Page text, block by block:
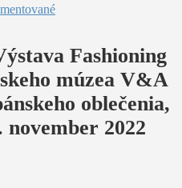
Fashioning
múzea V&A
oblečenia,
november 2022